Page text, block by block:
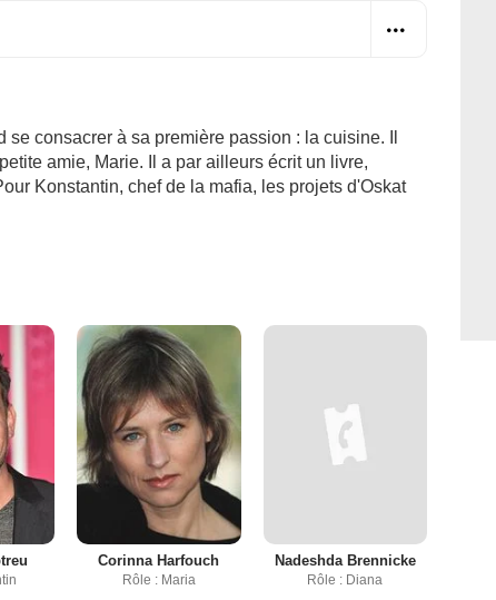
consacrer à sa première passion : la cuisine. Il
amie, Marie. Il a par ailleurs écrit un livre,
Konstantin, chef de la mafia, les projets d'Oskat
Corinna Harfouch
Rôle : Maria
Nadeshda Brennicke
Rôle : Diana